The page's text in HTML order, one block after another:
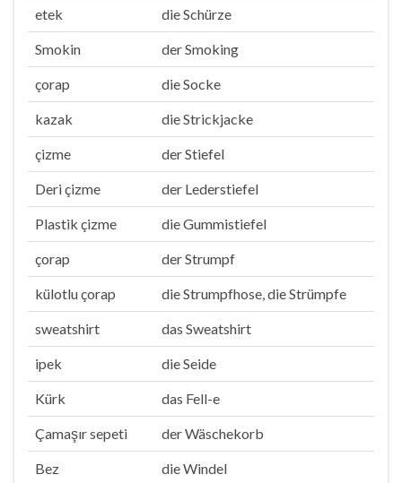
etek die Schürze
Smokin der Smoking
çorap die Socke
kazak die Strickjacke
çizme der Stiefel
Deri çizme der Lederstiefel
Plastik çizme die Gummistiefel
çorap der Strumpf
külotlu çorap die Strumpfhose, die Strümpfe
sweatshirt das Sweatshirt
ipek die Seide
Kürk das Fell-e
Çamaşır sepeti der Wäschekorb
Bez die Windel